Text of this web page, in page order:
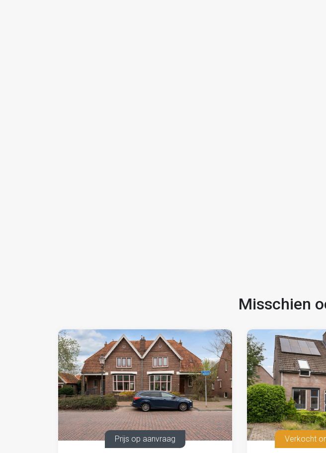
Misschien
Prijs op aanvraag Verkocht